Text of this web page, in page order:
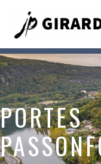
PORTES